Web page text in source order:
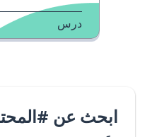
درس
ابحث عن